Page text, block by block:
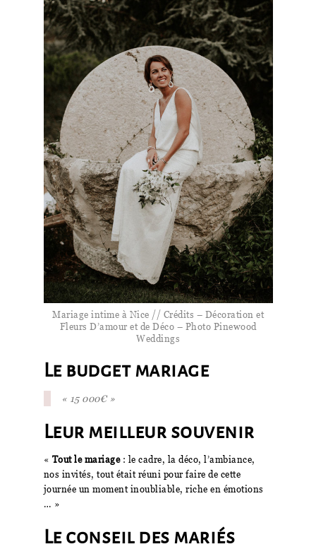
Mariage intime à Nice // Crédits – Décoration et
Fleurs D’amour et de Déco – Photo Pinewood
Weddings
Le budget mariage
« 15 000€ »
Leur meilleur souvenir
« Tout le mariage: le cadre, la déco, l’ambiance,
nos invités, tout était réuni pour faire de cette
journée un moment inoubliable, riche en émotions
… »
Le conseil des mariés